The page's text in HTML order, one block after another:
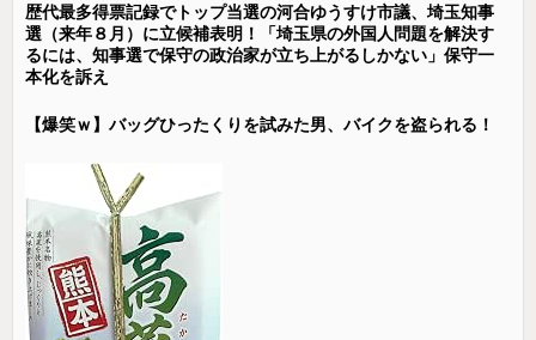
歴代最多得票記録でトップ当選の河合ゆうすけ市議、埼玉知事
選（来年８月）に立候補表明！「埼玉県の外国人問題を解決す
るには、知事選で保守の政治家が立ち上がるしかない」保守一
本化を訴え
【爆笑ｗ】バッグひったくりを試みた男、バイクを盗られる！